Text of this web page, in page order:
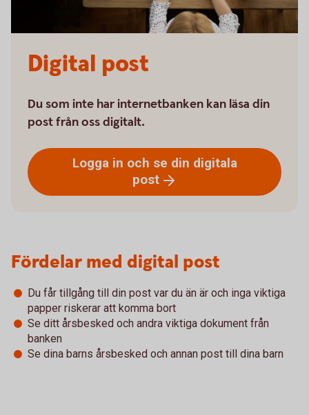
Digital post
Du som inte har internetbanken kan läsa din
post från oss digitalt.
Logga in och se din digitala
post
Fördelar med digital post
Du får tillgång till din post var du än är och inga viktiga
papper riskerar att komma bort
Se ditt årsbesked och andra viktiga dokument från
banken
Se dina barns årsbesked och annan post till dina barn